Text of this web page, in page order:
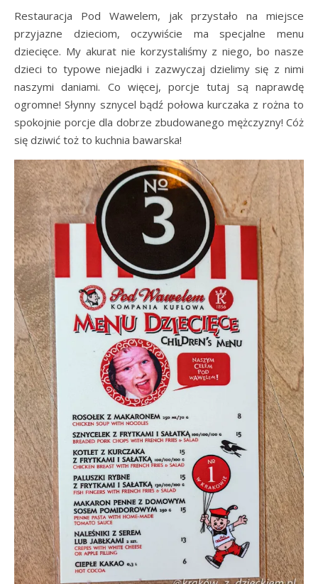
Restauracja Pod Wawelem, jak przystało na miejsce
przyjazne dzieciom, oczywiście ma specjalne menu
dziecięce. My akurat nie korzystaliśmy z niego, bo nasze
dzieci to typowe niejadki i zazwyczaj dzielimy się z nimi
naszymi daniami. Co więcej, porcje tutaj są naprawdę
ogromne! Słynny sznycel bądź połowa kurczaka z rożna to
spokojnie porcje dla dobrze zbudowanego mężczyzny! Cóż
się dziwić toż to kuchnia bawarska!